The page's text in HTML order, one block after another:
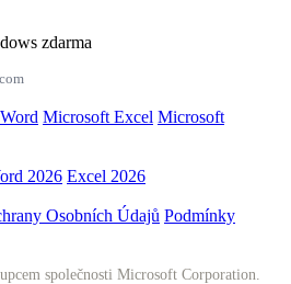
zdarma
Microsoft Excel Microsoft
2026 Excel 2026
Osobních Údajů Podmínky
společnosti Microsoft Corporation.